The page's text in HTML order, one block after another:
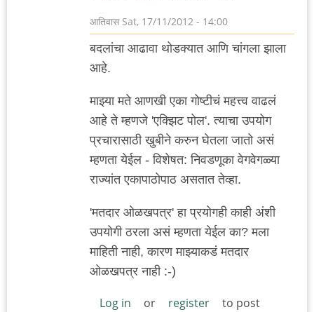
आतिवासSat, 17/11/2012 - 14:00
बदलांचा आढावा थोडक्यात आणि चांगला झाला
आहे.
माझ्या मते आणखी एका गोष्टीचं महत्त्व वाढलं
आहे ते म्हणजे 'एक्झिट पोल'. त्याचा उपयोग
प्रचारासाठी खुबीने करुन घेतला जातो असं
म्हणता येईल - विशेषत: निवडणूका वेगवेगळ्या
राज्यांत एकापाठोपाठ असतात तेव्हा.
'मतदार ओळखपत्र' हा प्रयोगही काही अंशी
उपयोगी ठरला असं म्हणता येईल का? मला
माहिती नाही, कारण माझ्याकडं मतदार
ओळखपत्र नाही :-)
Log in or register
to post